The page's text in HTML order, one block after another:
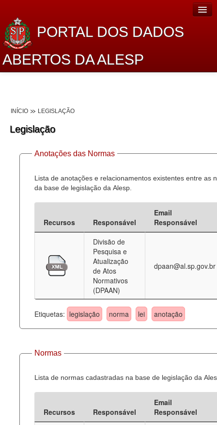
PORTAL DOS DADOS
ABERTOS DA ALESP
Dados Abertos Alesp
Lei de Acesso à Informação
Dados Governamentais Abertos
Planejamento
Deputados Estaduais
Legislação
Perguntas frequentes
Contato
INÍCIO LEGISLAÇÃO
Legislação
Anotações das Normas
Lista de anotações e relacionamentos existentes entre as
da base de legislação da Alesp.
Recursos Responsável
Email
Responsável
Divisão de
Pesquisa e
Atualização
de Atos
Normativos
(DPAAN)
dpaan@al.sp.gov.br
Etiquetas: legislação norma lei anotação
Normas
Lista de normas cadastradas na base de legislação da
Recursos Responsável
Email
Responsável